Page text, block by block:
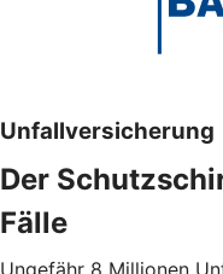
Unfallversicherung
Der
Fälle
Ungefähr 8 Millionen